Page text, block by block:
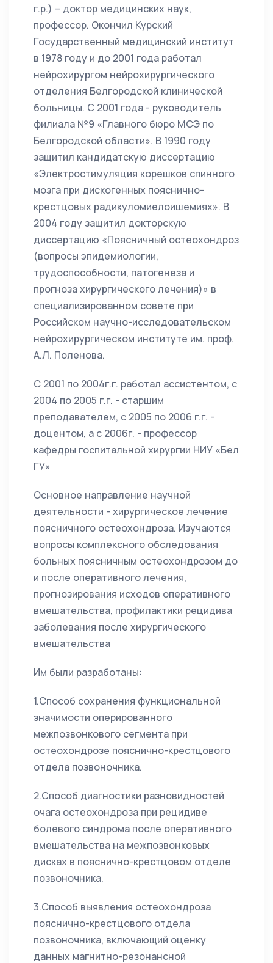
г.р.) – доктор медицинских наук,
профессор. Окончил Курский
Государственный медицинский институт
в 1978 году и до 2001 года работал
нейрохирургом нейрохирургического
отделения Белгородской клинической
больницы. С 2001 года - руководитель
филиала №9 «Главного бюро МСЭ по
Белгородской области». В 1990 году
защитил кандидатскую диссертацию
«Электростимуляция корешков спинного
мозга при дискогенных пояснично-
крестцовых радикуломиелоишемиях». В
2004 году защитил докторскую
диссертацию «Поясничный остеохондроз
(вопросы эпидемиологии,
трудоспособности, патогенеза и
прогноза хирургического лечения)» в
специализированном совете при
Российском научно-исследовательском
нейрохирургическом институте им. проф.
А.Л. Поленова.
С 2001 по 2004г.г. работал ассистентом, с
2004 по 2005 г.г. - старшим
преподавателем, с 2005 по 2006 г.г. -
доцентом, а с 2006г. - профессор
кафедры госпитальной хирургии НИУ «Бел
ГУ»
Основное направление научной
деятельности - хирургическое лечение
поясничного остеохондроза. Изучаются
вопросы комплексного обследования
больных поясничным остеохондрозом до
и после оперативного лечения,
прогнозирования исходов оперативного
вмешательства, профилактики рецидива
заболевания после хирургического
вмешательства
Им были разработаны:
1.Способ сохранения функциональной
значимости оперированного
межпозвонкового сегмента при
остеохондрозе пояснично-крестцового
отдела позвоночника.
2.Способ диагностики разновидностей
очага остеохондроза при рецидиве
болевого синдрома после оперативного
вмешательства на межпозвонковых
дисках в пояснично-крестцовом отделе
позвоночника.
3.Способ выявления остеохондроза
пояснично-крестцового отдела
позвоночника, включающий оценку
данных магнитно-резонансной